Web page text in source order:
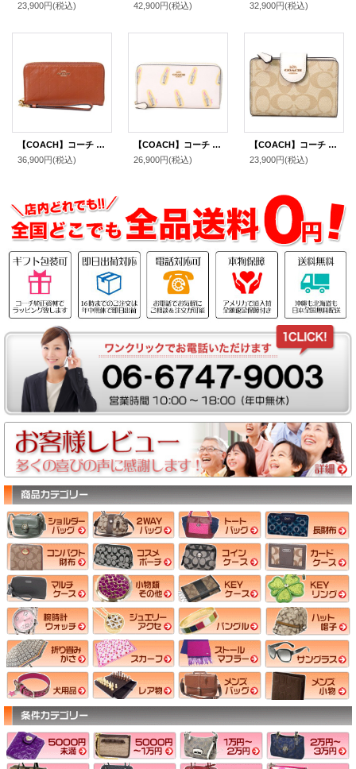
23,900円(税込)
42,900円(税込)
32,900円(税込)
【COACH】コーチ 長財布 キルティング シャイニー スムースレザー ロゴ リストレット ロング ジップ アラウンド 長財布 シナモン（日本未発売）
36,900円(税込)
【COACH】コーチ コーティングキャンバス スムースレザー リップスティック 口紅 プリント アコーディオン ジップ ウォレット 長財布 チャークマルチ（日本未発売）
26,900円(税込)
【COACH】コーチ コーティングキャンバス スムースレザー シグネチャー ミディアム コーナー ジップ ウォレット 二つ折り財布 ライトカーキ×チャーク（日本未発売）
23,900円(税込)